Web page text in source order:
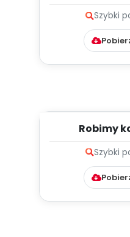
Szybki
Robimy
Szybki